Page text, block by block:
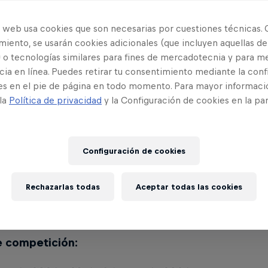
de la
año,Red Bull Magnitudeexperimenta
de competición. La nueva ventana de
, y un total de 24
tendrán la oportunidad de competir. El
fusiona intrincadamente a las riders que
a través de selección y las participantes
competición:
web usa cookies que son necesarias por cuestiones técnicas.
se usarán cookies adicionales (que incluyen aquellas de
tecnologías similares para fines de mercadotecnia y para
en línea. Puedes retirar tu consentimiento mediante la
en el pie de página en todo momento. Para mayor
Política de privacidad y la Configuración de cookies en la
Configuración de cookies
Rechazarlas todas Aceptar todas las cookies